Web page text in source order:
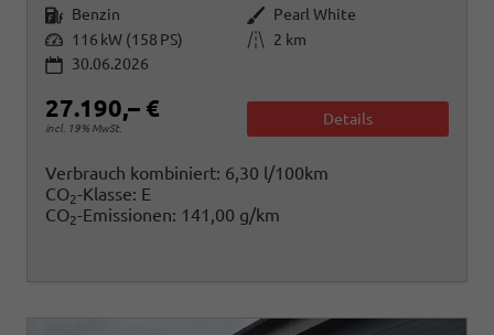
Kraftstoff Benzin Außenfarbe Pearl White
Leistung 116 kW (158 PS) Kilometerstand
2 km
30.06.2026
27.190,– €
incl. 19% MwSt.
Details
Verbrauch kombiniert: 6,30 l/100km
CO2-Klasse: E
CO2-Emissionen: 141,00 g/km